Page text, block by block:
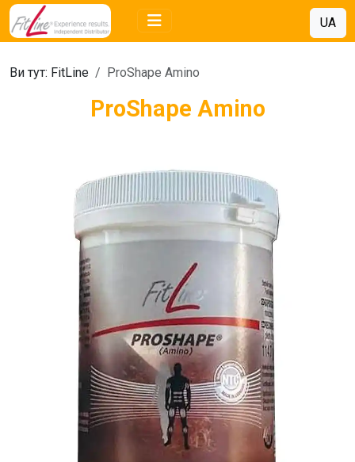
UA
Ви тут: FitLine ProShape Amino
ProShape Amino